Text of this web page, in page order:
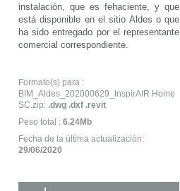
instalación, que es fehaciente, y que
está disponible en el sitio Aldes o que
ha sido entregado por el representante
comercial correspondiente.
Formato(s) para :
BIM_Aldes_202000629_InspirAIR Home
SC.zip: .dwg .dxf .revit
Peso total : 6.24Mb
Fecha de la última actualización:
29/06/2020